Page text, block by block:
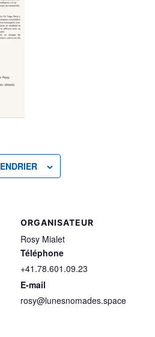
ORGANISATEUR
Rosy Mialet
Téléphone
+41.78.601.09.23
E-mail
rosy@lunesnomades.space